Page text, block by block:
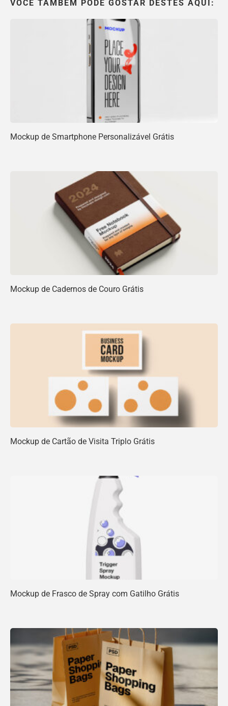
VOCÊ TAMBÉM PODE GOSTAR DESTES AQUI:
Mockup de Smartphone Personalizável Grátis
Mockup de Cadernos de Couro Grátis
Mockup de Cartão de Visita Triplo Grátis
Mockup de Frasco de Spray com Gatilho Grátis